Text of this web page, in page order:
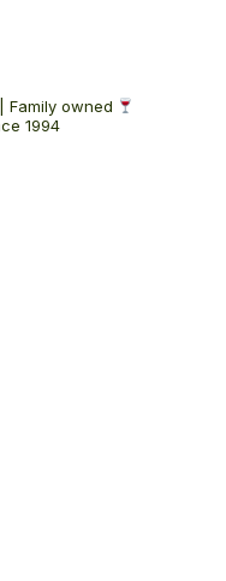
Family owned
1994